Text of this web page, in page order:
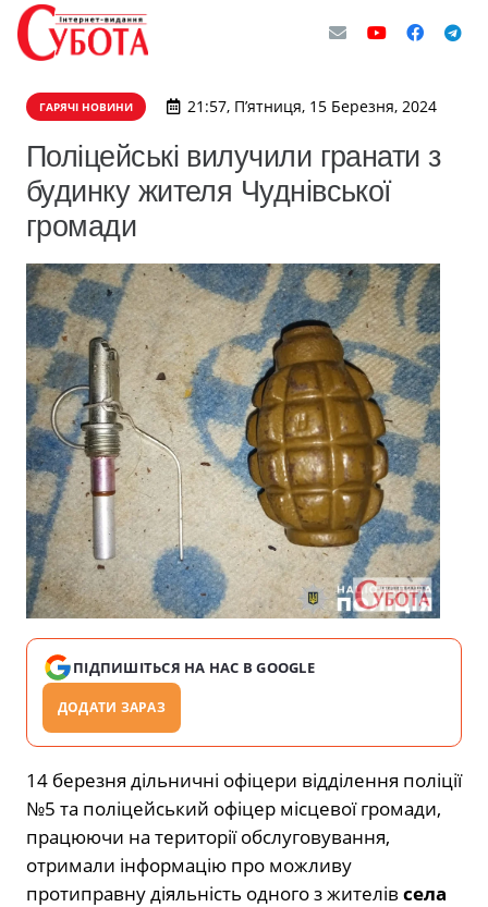
ГАРЯЧІ НОВИНИ 21:57, П’ятниця, 15 Березня, 2024
Поліцейські вилучили гранати з
будинку жителя Чуднівської
громади
ПІДПИШІТЬСЯ НА НАС В GOOGLE
ДОДАТИ ЗАРАЗ
14 березня дільничні офіцери відділення поліції
№5 та поліцейський офіцер місцевої громади,
працюючи на території обслуговування,
отримали інформацію про можливу
протиправну діяльність одного з жителів села